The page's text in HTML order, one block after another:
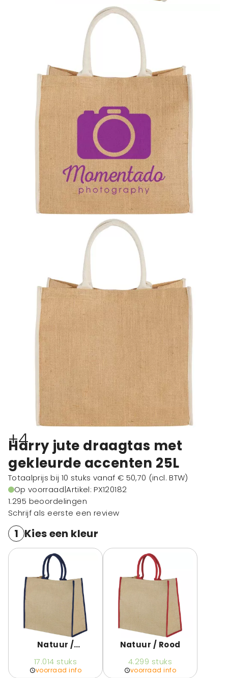
+4
Harry jute draagtas met
gekleurde accenten 25L
Totaalprijs bij 10 stuks vanaf € 50,70 (incl. BTW)
Op voorraad|Artikel: PX120182
1.295 beoordelingen
Schrijf als eerste een review
1 Kies een kleur
Natuur /
Marineblauw
17.014 stuks
voorraad info
Natuur / Rood
4.299 stuks
voorraad info